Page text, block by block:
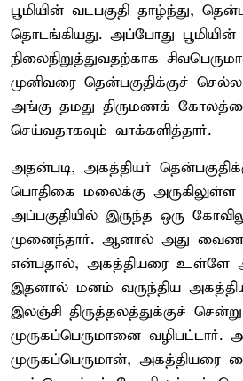
பூமியின் வடபகுதி தாழ்ந்து,
தொடங்கியது. அப்போது
நிலைநிறுத்துவதற்காக
முனிவரை தென்பகுதிக்குச்
அங்கு தமது திருமணக்
செய்வதாகவும் வாக்களித்தார்.
அதன்படி, அகத்தியர்
பொதிகை மலைக்கு அருகிலுள்ள
அப்பகுதியில் இருந்த ஒரு
முனைந்தார். ஆனால் அது
என்பதால், அகத்தியரை உள்ளே
இதனால் மனம் வருந்திய
இலஞ்சி திருத்தலத்துக்குச்
முருகப்பெருமானை வழிபட்டார்.
முருகப்பெருமான்,